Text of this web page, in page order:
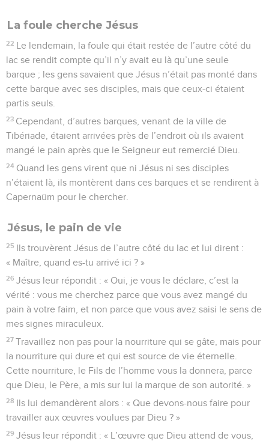
La foule cherche Jésus
22 Le lendemain, la foule qui était restée de l’autre côté du
lac se rendit compte qu’il n’y avait eu là qu’une seule
barque ; les gens savaient que Jésus n’était pas monté dans
cette barque avec ses disciples, mais que ceux-ci étaient
partis seuls.
23 Cependant, d’autres barques, venant de la ville de
Tibériade, étaient arrivées près de l’endroit où ils avaient
mangé le pain après que le Seigneur eut remercié Dieu.
24 Quand les gens virent que ni Jésus ni ses disciples
n’étaient là, ils montèrent dans ces barques et se rendirent à
Capernaüm pour le chercher.
Jésus, le pain de vie
25 Ils trouvèrent Jésus de l’autre côté du lac et lui dirent :
« Maître, quand es-tu arrivé ici ? »
26 Jésus leur répondit : « Oui, je vous le déclare, c’est la
vérité : vous me cherchez parce que vous avez mangé du
pain à votre faim, et non parce que vous avez saisi le sens de
mes signes miraculeux.
27 Travaillez non pas pour la nourriture qui se gâte, mais pour
la nourriture qui dure et qui est source de vie éternelle.
Cette nourriture, le Fils de l’homme vous la donnera, parce
que Dieu, le Père, a mis sur lui la marque de son autorité. »
28 Ils lui demandèrent alors : « Que devons-nous faire pour
travailler aux œuvres voulues par Dieu ? »
29 Jésus leur répondit : « L’œuvre que Dieu attend de vous,